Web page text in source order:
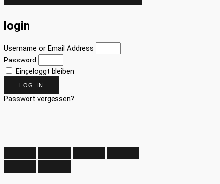
login
Username or Email Address
Password
Eingeloggt bleiben
LOG IN
Passwort vergessen?